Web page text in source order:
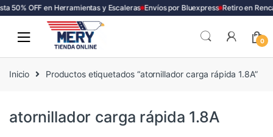
50% OFF en Herramientas y Escaleras Envíos por Bluexpress Retiro en
0
Inicio Productos etiquetados “atornillador carga rápida 1.8A”
atornillador carga rápida 1.8A